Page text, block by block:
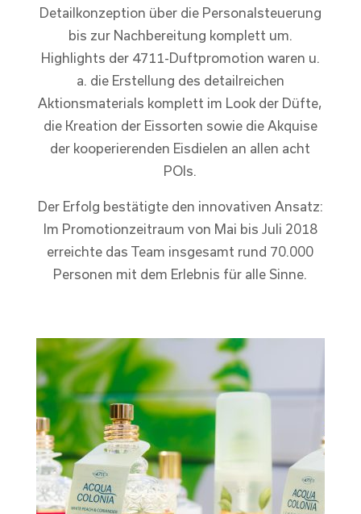
Detailkonzeption über die Personalsteuerung
bis zur Nachbereitung komplett um.
Highlights der 4711-Duftpromotion waren u.
a. die Erstellung des detailreichen
Aktionsmaterials komplett im Look der Düfte,
die Kreation der Eissorten sowie die Akquise
der kooperierenden Eisdielen an allen acht
POIs.
Der Erfolg bestätigte den innovativen Ansatz:
Im Promotionzeitraum von Mai bis Juli 2018
erreichte das Team insgesamt rund 70.000
Personen mit dem Erlebnis für alle Sinne.